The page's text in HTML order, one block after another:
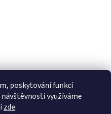
poskytování funkcí
využíváme
zde.